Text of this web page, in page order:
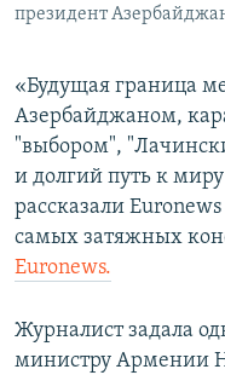
президент
«Будущая граница
Азербайджаном,
"выбором",
и долгий путь к
рассказали
самых затяжных
Euronews.
Журналист задала
министру Армении